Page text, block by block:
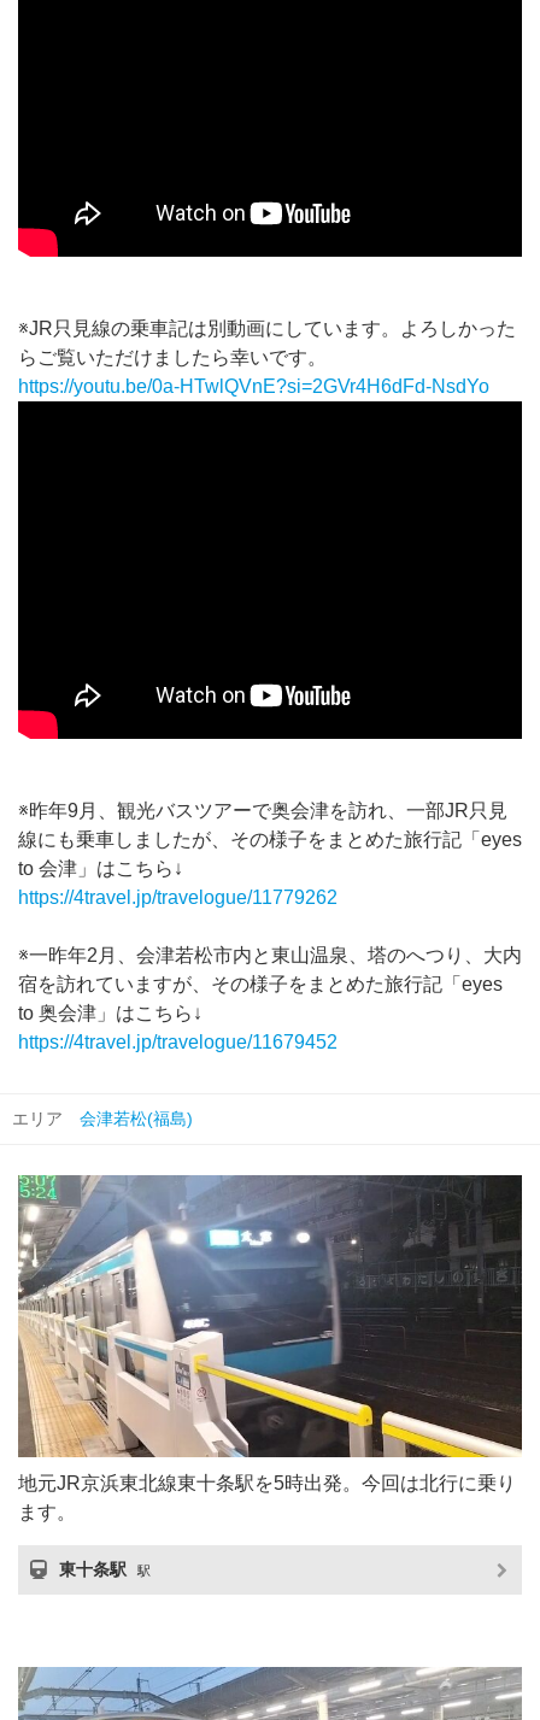
※JR只見線の乗車記は別動画にしています。よろしかった
らご覧いただけましたら幸いです。
https://youtu.be/0a-HTwlQVnE?si=2GVr4H6dFd-NsdYo
※昨年9月、観光バスツアーで奥会津を訪れ、一部JR只見
線にも乗車しましたが、その様子をまとめた旅行記「eyes
to 会津」はこちら↓
https://4travel.jp/travelogue/11779262
※一昨年2月、会津若松市内と東山温泉、塔のへつり、大内
宿を訪れていますが、その様子をまとめた旅行記「eyes
to 奥会津」はこちら↓
https://4travel.jp/travelogue/11679452
エリア 会津若松(福島)
地元JR京浜東北線東十条駅を5時出発。今回は北行に乗り
ます。
東十条駅 駅